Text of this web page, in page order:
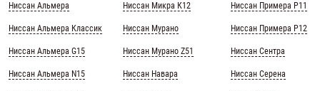
Ниссан Альмера
Ниссан Альмера Классик
Ниссан Альмера G15
Ниссан Альмера N15
Ниссан Микра К12
Ниссан Мурано
Ниссан Мурано Z51
Ниссан Навара
Ниссан Примера Р11
Ниссан Примера Р12
Ниссан Сентра
Ниссан Серена